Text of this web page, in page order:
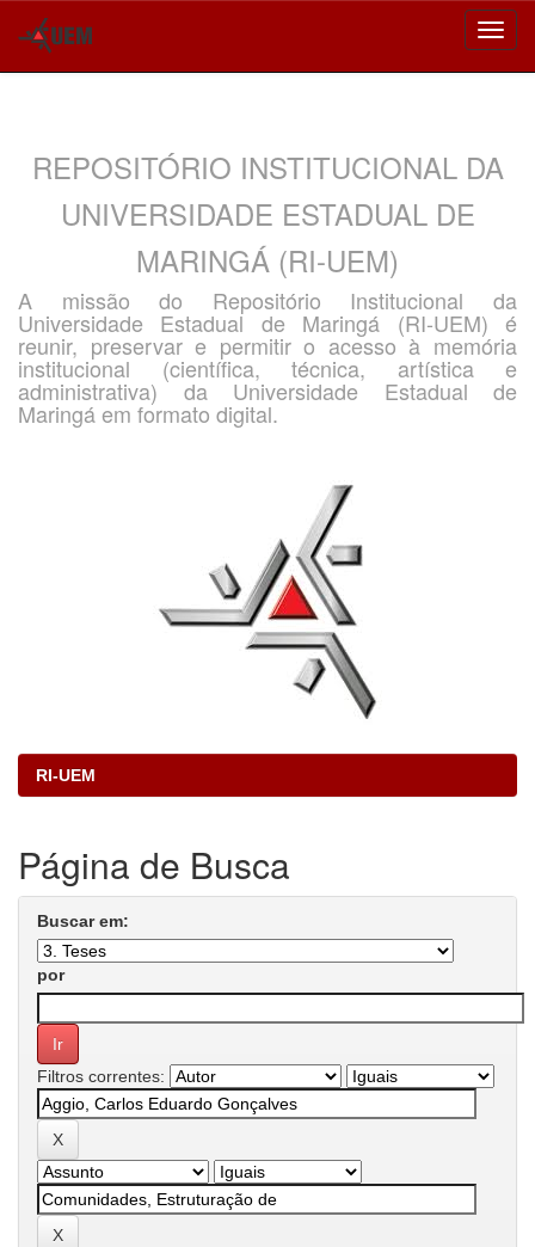
REPOSITÓRIO INSTITUCIONAL DA
UNIVERSIDADE ESTADUAL DE
MARINGÁ (RI-UEM)
A missão do Repositório Institucional da
Universidade Estadual de Maringá (RI-UEM) é
reunir, preservar e permitir o acesso à memória
institucional (científica, técnica, artística e
administrativa) da Universidade Estadual de
Maringá em formato digital.
RI-UEM
Página de Busca
Buscar em:
por
Filtros correntes: